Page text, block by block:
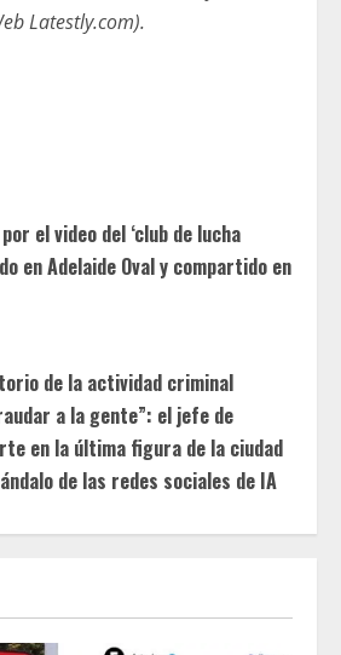
Latestly.com).
el video del ‘club de lucha
en Adelaide Oval y compartido en
de la actividad criminal
a la gente”: el jefe de
en la última figura de la ciudad
de las redes sociales de IA